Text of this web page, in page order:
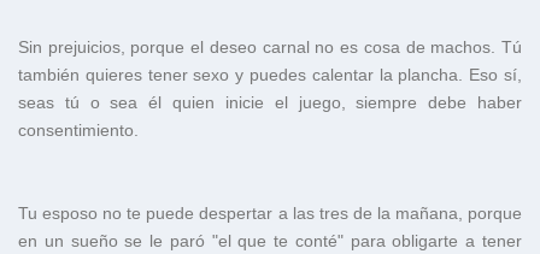
Sin prejuicios, porque el deseo carnal no es cosa de machos. Tú
también quieres tener sexo y puedes calentar la plancha. Eso sí,
seas tú o sea él quien inicie el juego, siempre debe haber
consentimiento.
Tu esposo no te puede despertar a las tres de la mañana, porque
en un sueño se le paró "el que te conté" para obligarte a tener